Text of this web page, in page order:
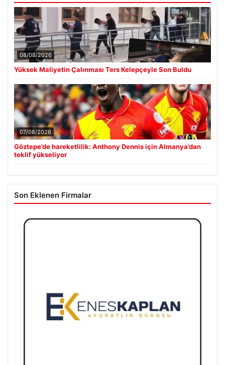
08/08/2026
Yüksek Maliyetin Çalınması Ters Kelepçeyle Son Buldu
07/08/2026
Göztepe’de hareketlilik: Anthony Dennis için Almanya’dan
teklif yükseliyor
Son Eklenen Firmalar